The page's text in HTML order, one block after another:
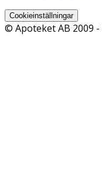
Cookieinställningar
© Apoteket AB 2009 -